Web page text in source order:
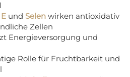
und Selen wirken antioxidativ
Zellen
Energieversorgung und
Rolle für Fruchtbarkeit und